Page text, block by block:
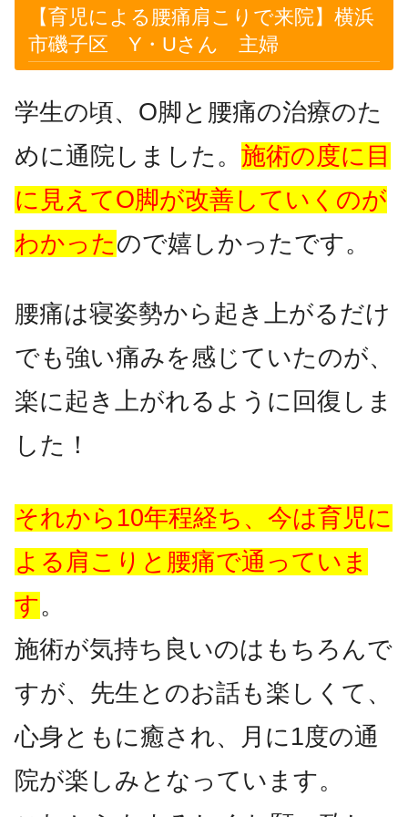
【育児による腰痛肩こりで来院】横浜
市磯子区 Y・Uさん 主婦
学生の頃、O脚と腰痛の治療のた
めに通院しました。 施術の度に目
に見えてO脚が改善していくのが
わかったので嬉しかったです。
腰痛は寝姿勢から起き上がるだけ
でも強い痛みを感じていたのが、
楽に起き上がれるように回復しま
した！
それから10年程経ち、今は育児に
よる肩こりと腰痛で通っていま
す。
施術が気持ち良いのはもちろんで
すが、先生とのお話も楽しくて、
心身ともに癒され、月に1度の通
院が楽しみとなっています。